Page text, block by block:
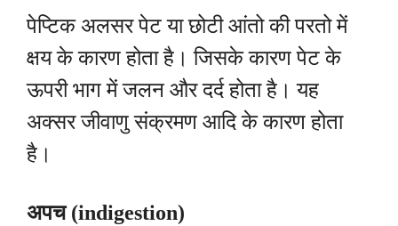
पेप्टिक अलसर पेट या छोटी आंतो की परतो में
क्षय के कारण होता है। जिसके कारण पेट के
ऊपरी भाग में जलन और दर्द होता है। यह
अक्सर जीवाणु संक्रमण आदि के कारण होता
है।
अपच (indigestion)